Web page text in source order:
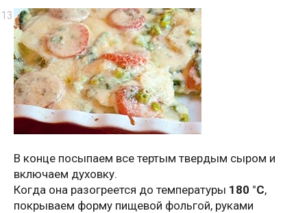
В конце посыпаем все тертым твердым сыром и
включаем духовку.
Когда она разогреется до температуры 180 °С,
покрываем форму пищевой фольгой, руками